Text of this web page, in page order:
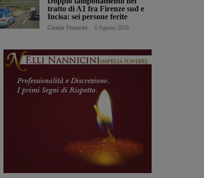
tratto di A1 fra Firenze sud e
Incisa: sei persone ferite
Glenda Venturini 6 Agosto 2026